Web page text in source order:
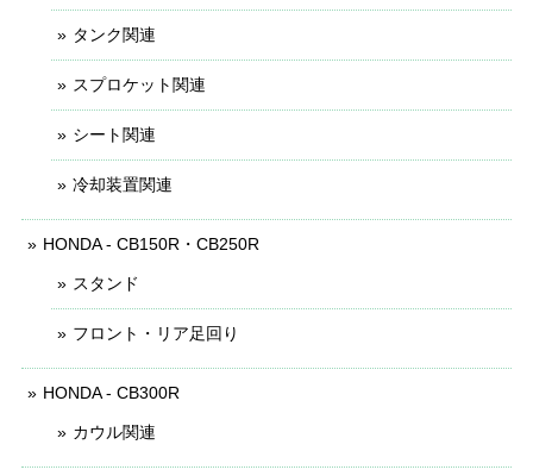
タンク関連
スプロケット関連
シート関連
冷却装置関連
HONDA - CB150R・CB250R
スタンド
フロント・リア足回り
HONDA - CB300R
カウル関連